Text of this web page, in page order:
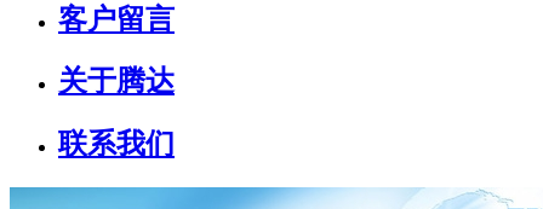
客户留言
关于腾达
联系我们